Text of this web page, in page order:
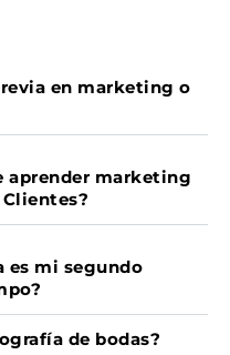
en marketing o
aprender marketing
es mi segundo
de bodas?